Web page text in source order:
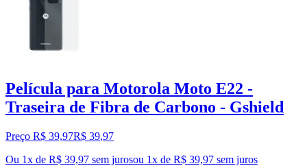
Película para Motorola Moto E22 -
Traseira de Fibra de Carbono - Gshield
Preço R$ 39,97R$ 39,97
Ou 1x de R$ 39,97 sem jurosou 1x de R$ 39,97 sem juros